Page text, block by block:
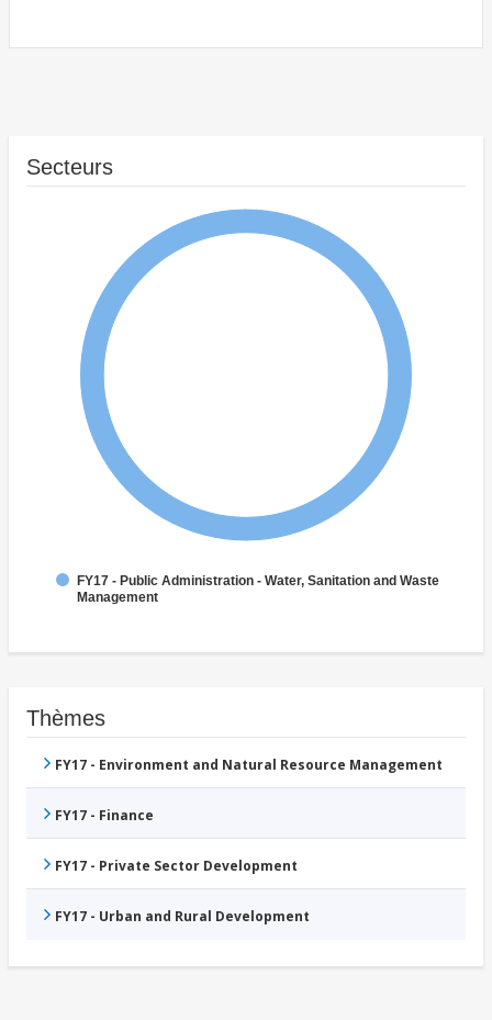
Secteurs
FY17 - Public Administration - Water, Sanitation and Waste
Management
Thèmes
FY17 - Environment and Natural Resource Management
FY17 - Finance
FY17 - Private Sector Development
FY17 - Urban and Rural Development